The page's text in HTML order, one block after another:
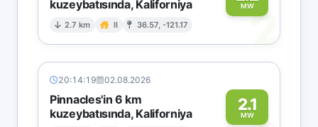
kuzeybatısında, Kaliforniya
2.7 km II 36.57, -121.17
MW
2
20:14:19 02.08.2026
Pinnacles'in 6 km
kuzeybatısında, Kaliforniya
2.1
MW